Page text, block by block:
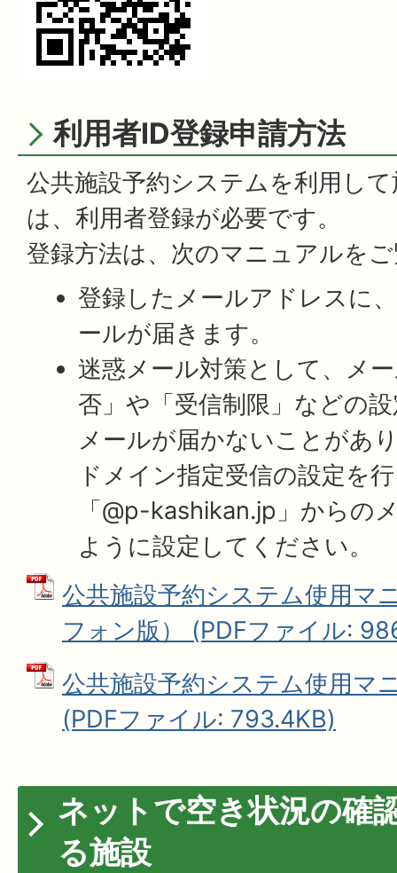
利用者ID登録申請方法
公共施設予約システムを利用し
は、利用者登録が必要です。
登録方法は、次のマニュアルを
登録したメールアドレスに
ールが届きます。
迷惑メール対策として、メ
否」や「受信制限」などの
メールが届かないことがあ
ドメイン指定受信の設定を
「@p-kashikan.jp」からの
ように設定してください。
公共施設予約システム使用マ
フォン版） (PDFファイル:
公共施設予約システム使用マ
(PDFファイル: 793.4KB)
ネットで空き状況の確
る施設